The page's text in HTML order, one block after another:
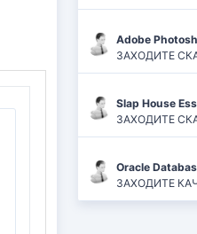
Adobe
ЗАХОДИТЕ
Slap House
ЗАХОДИТЕ
Oracle
ЗАХОДИТЕ